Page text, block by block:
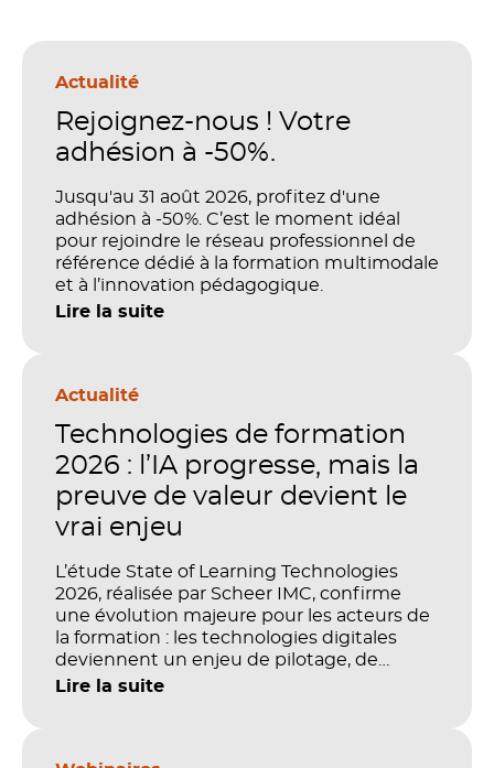
Actualité
Rejoignez-nous ! Votre
adhésion à -50%.
Jusqu'au 31 août 2026, profitez d'une
adhésion à -50%. C’est le moment idéal
pour rejoindre le réseau professionnel de
référence dédié à la formation multimodale
et à l’innovation pédagogique.
Lire la suite
Actualité
Technologies de formation
2026 : l’IA progresse, mais la
preuve de valeur devient le
vrai enjeu
L’étude State of Learning Technologies
2026, réalisée par Scheer IMC, confirme
une évolution majeure pour les acteurs de
la formation : les technologies digitales
deviennent un enjeu de pilotage, de
performance et de preuve de valeur. IA,
Lire la suite